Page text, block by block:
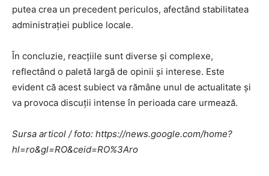
putea crea un precedent periculos, afectând stabilitatea
administrației publice locale.
În concluzie, reacțiile sunt diverse și complexe,
reflectând o paletă largă de opinii și interese. Este
evident că acest subiect va rămâne unul de actualitate și
va provoca discuții intense în perioada care urmează.
Sursa articol / foto: https://news.google.com/home?
hl=ro&gl=RO&ceid=RO%3Aro